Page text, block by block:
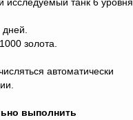
золота.
автоматически
выполнить